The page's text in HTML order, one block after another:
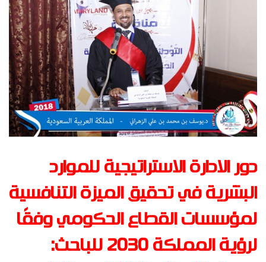
دور الادارة الاستراتيجية للموارد
البشرية في تحقيق الميزة التنافسية
لمؤسسات القطاع الحكومي وفقًا
لرؤية المملكة 2030 للباحث: